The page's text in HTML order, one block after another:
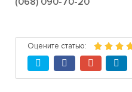
Оцените статью: